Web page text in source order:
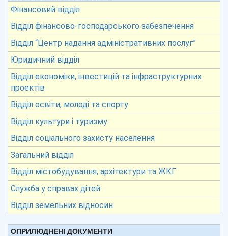
Фінансовий відділ
Відділ фінансово-господарського забезпечення
Відділ “Центр надання адміністративних послуг”
Юридичний відділ
Відділ економіки, інвестицій та інфраструктурних
проектів
Відділ освіти, молоді та спорту
Відділ культури і туризму
Відділ соціального захисту населення
Загальний відділ
Відділ містобудування, архітектури та ЖКГ
Служба у справах дітей
Відділ земельних відносин
ОПРИЛЮДНЕНІ ДОКУМЕНТИ